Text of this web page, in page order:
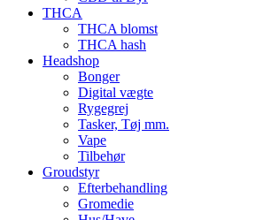
THCA
THCA blomst
THCA hash
Headshop
Bonger
Digital vægte
Rygegrej
Tasker, Tøj mm.
Vape
Tilbehør
Groudstyr
Efterbehandling
Gromedie